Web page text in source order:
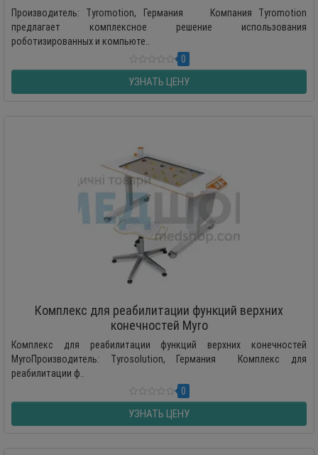
Производитель: Tyromotion, Германия Компания Tyromotion
предлагает комплексное решение использования
роботизированных и компьюте..
0
УЗНАТЬ ЦЕНУ
Комплекс для реабилитации функций верхних
конечностей Myro
Комплекс для реабилитации функций верхних конечностей
MyroПроизводитель: Tyrosolution, Германия Комплекс для
реабилитации ф..
0
УЗНАТЬ ЦЕНУ